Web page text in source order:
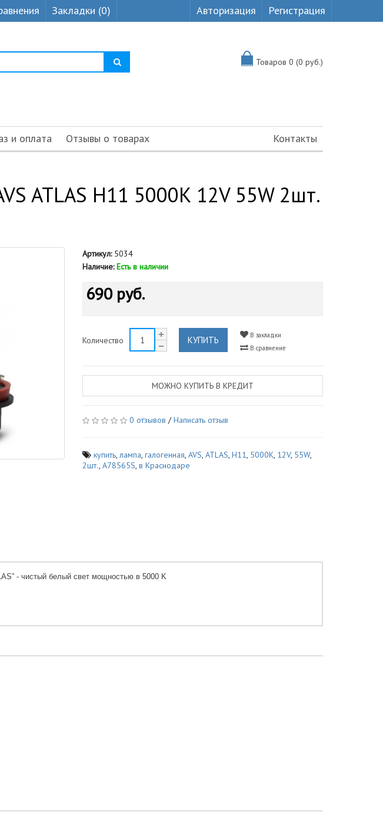
Закладки (0) Авторизация Регистрация
Товаров 0 (0 руб.)
и оплата Отзывы о товарах Контакты
ATLAS H11 5000К 12V 55W 2шт.
Артикул:5034
Наличие: Есть в наличии
690 руб.
Количество КУПИТЬ
В закладки
В сравнение
МОЖНО КУПИТЬ В КРЕДИТ
0 отзывов /Написать отзыв
купить,лампа,галогенная,AVS,ATLAS,H11, 5000К, 12V, 55W,
2шт.,A78565S,в Краснодаре
- чистый белый свет мощностью в 5000 K